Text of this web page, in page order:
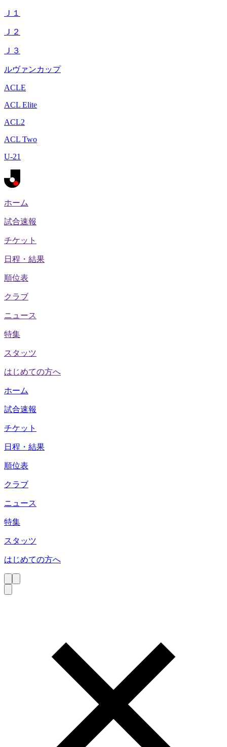
Ｊ１
Ｊ２
Ｊ３
ルヴァンカップ
ACLE
ACL Elite
ACL2
ACL Two
U-21
ホーム
試合速報
チケット
日程・結果
順位表
クラブ
ニュース
特集
スタッツ
はじめての方へ
ホーム
試合速報
チケット
日程・結果
順位表
クラブ
ニュース
特集
スタッツ
はじめての方へ